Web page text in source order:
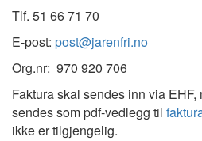
Tlf. 51 66 71 70
E-post: post@jarenfri.no
Org.nr: 970 920 706
Faktura skal sendes inn via
sendes som pdf-vedlegg til
ikke er tilgjengelig.